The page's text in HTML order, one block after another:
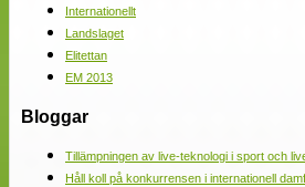
Internationellt
Landslaget
Elitettan
EM 2013
Bloggar
Tillämpningen av live-teknologi i sport och
Håll koll på konkurrensen i internationell